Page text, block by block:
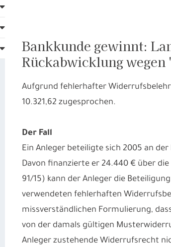
Bankkunde gewinnt:
Rückabwicklung wegen
Aufgrund fehlerhafter
10.321,62 zugesprochen.
Der Fall
Ein Anleger beteiligte sich 2005 an
Davon finanzierte er 24.440 € über
91/15) kann der Anleger die
verwendeten fehlerhaften
missverständlichen Formulierung,
von der damals gültigen
Anleger zustehende Widerrufsrecht